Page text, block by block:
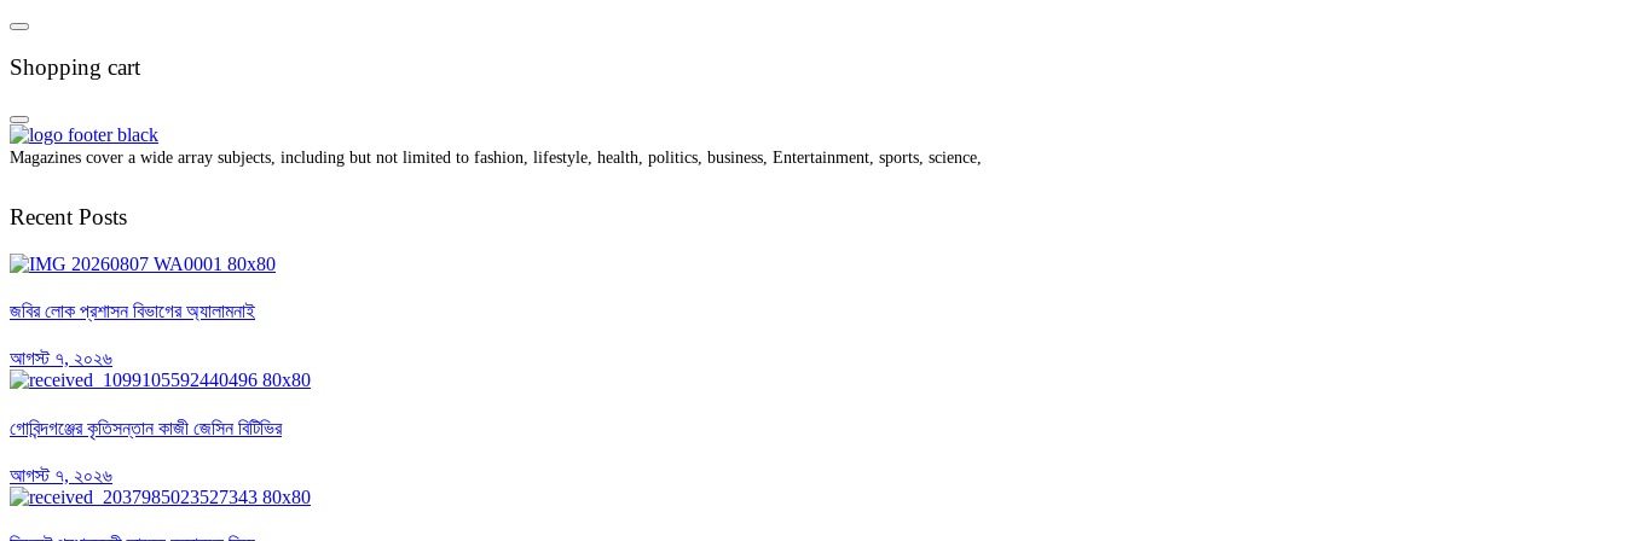
Shopping cart
Magazines cover a wide array subjects, including but not limited to fashion, lifestyle, health, politics, business, Entertainment, sports, science,
Recent Posts
জবির লোক প্রশাসন বিভাগের অ্যালামনাই
আগস্ট ৭, ২০২৬
গোবিন্দগঞ্জের কৃতিসন্তান কাজী জেসিন বিটিভির
আগস্ট ৭, ২০২৬